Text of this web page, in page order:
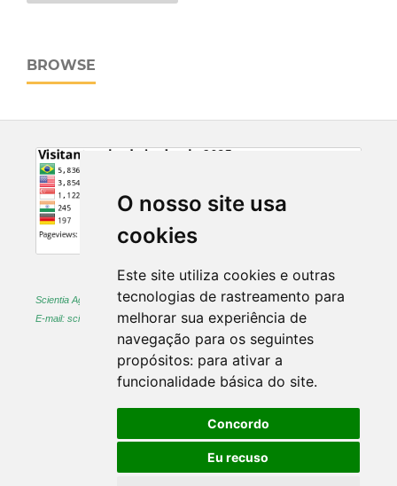
O nosso site usa
cookies
Este site utiliza cookies e outras
tecnologias de rastreamento para
melhorar sua experiência de
navegação para os seguintes
propósitos: para ativar a
funcionalidade básica do site.
Concordo
Eu recuso
BROWSE
Scientia Agraria -
ISSN 1983-2443 (on-line) and 1519-1125 (printed)
E-mail: sciagr@ufpr.br